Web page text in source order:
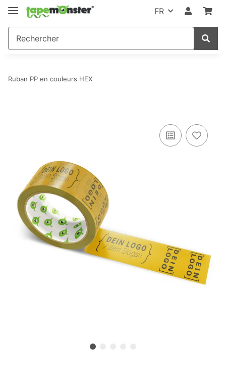
FR
Ruban PP en couleurs HEX